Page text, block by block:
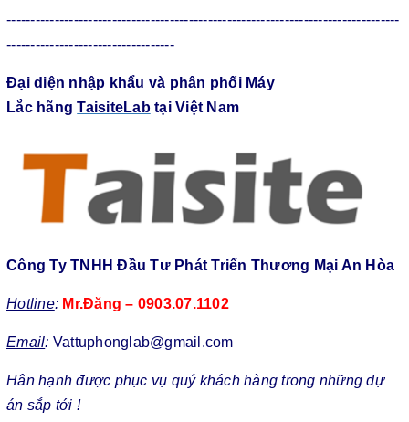
----------------------------------------------------------------------------------
-----------------------------------
Đại diện nhập khẩu và phân phối Máy
Lắc hãng TaisiteLab tại Việt Nam
Công Ty TNHH Đầu Tư Phát Triển Thương Mại An Hòa
Hotline: Mr.Đăng – 0903.07.1102
Email: Vattuphonglab@gmail.com
Hân hạnh được phục vụ quý khách hàng trong những dự
án sắp tới !